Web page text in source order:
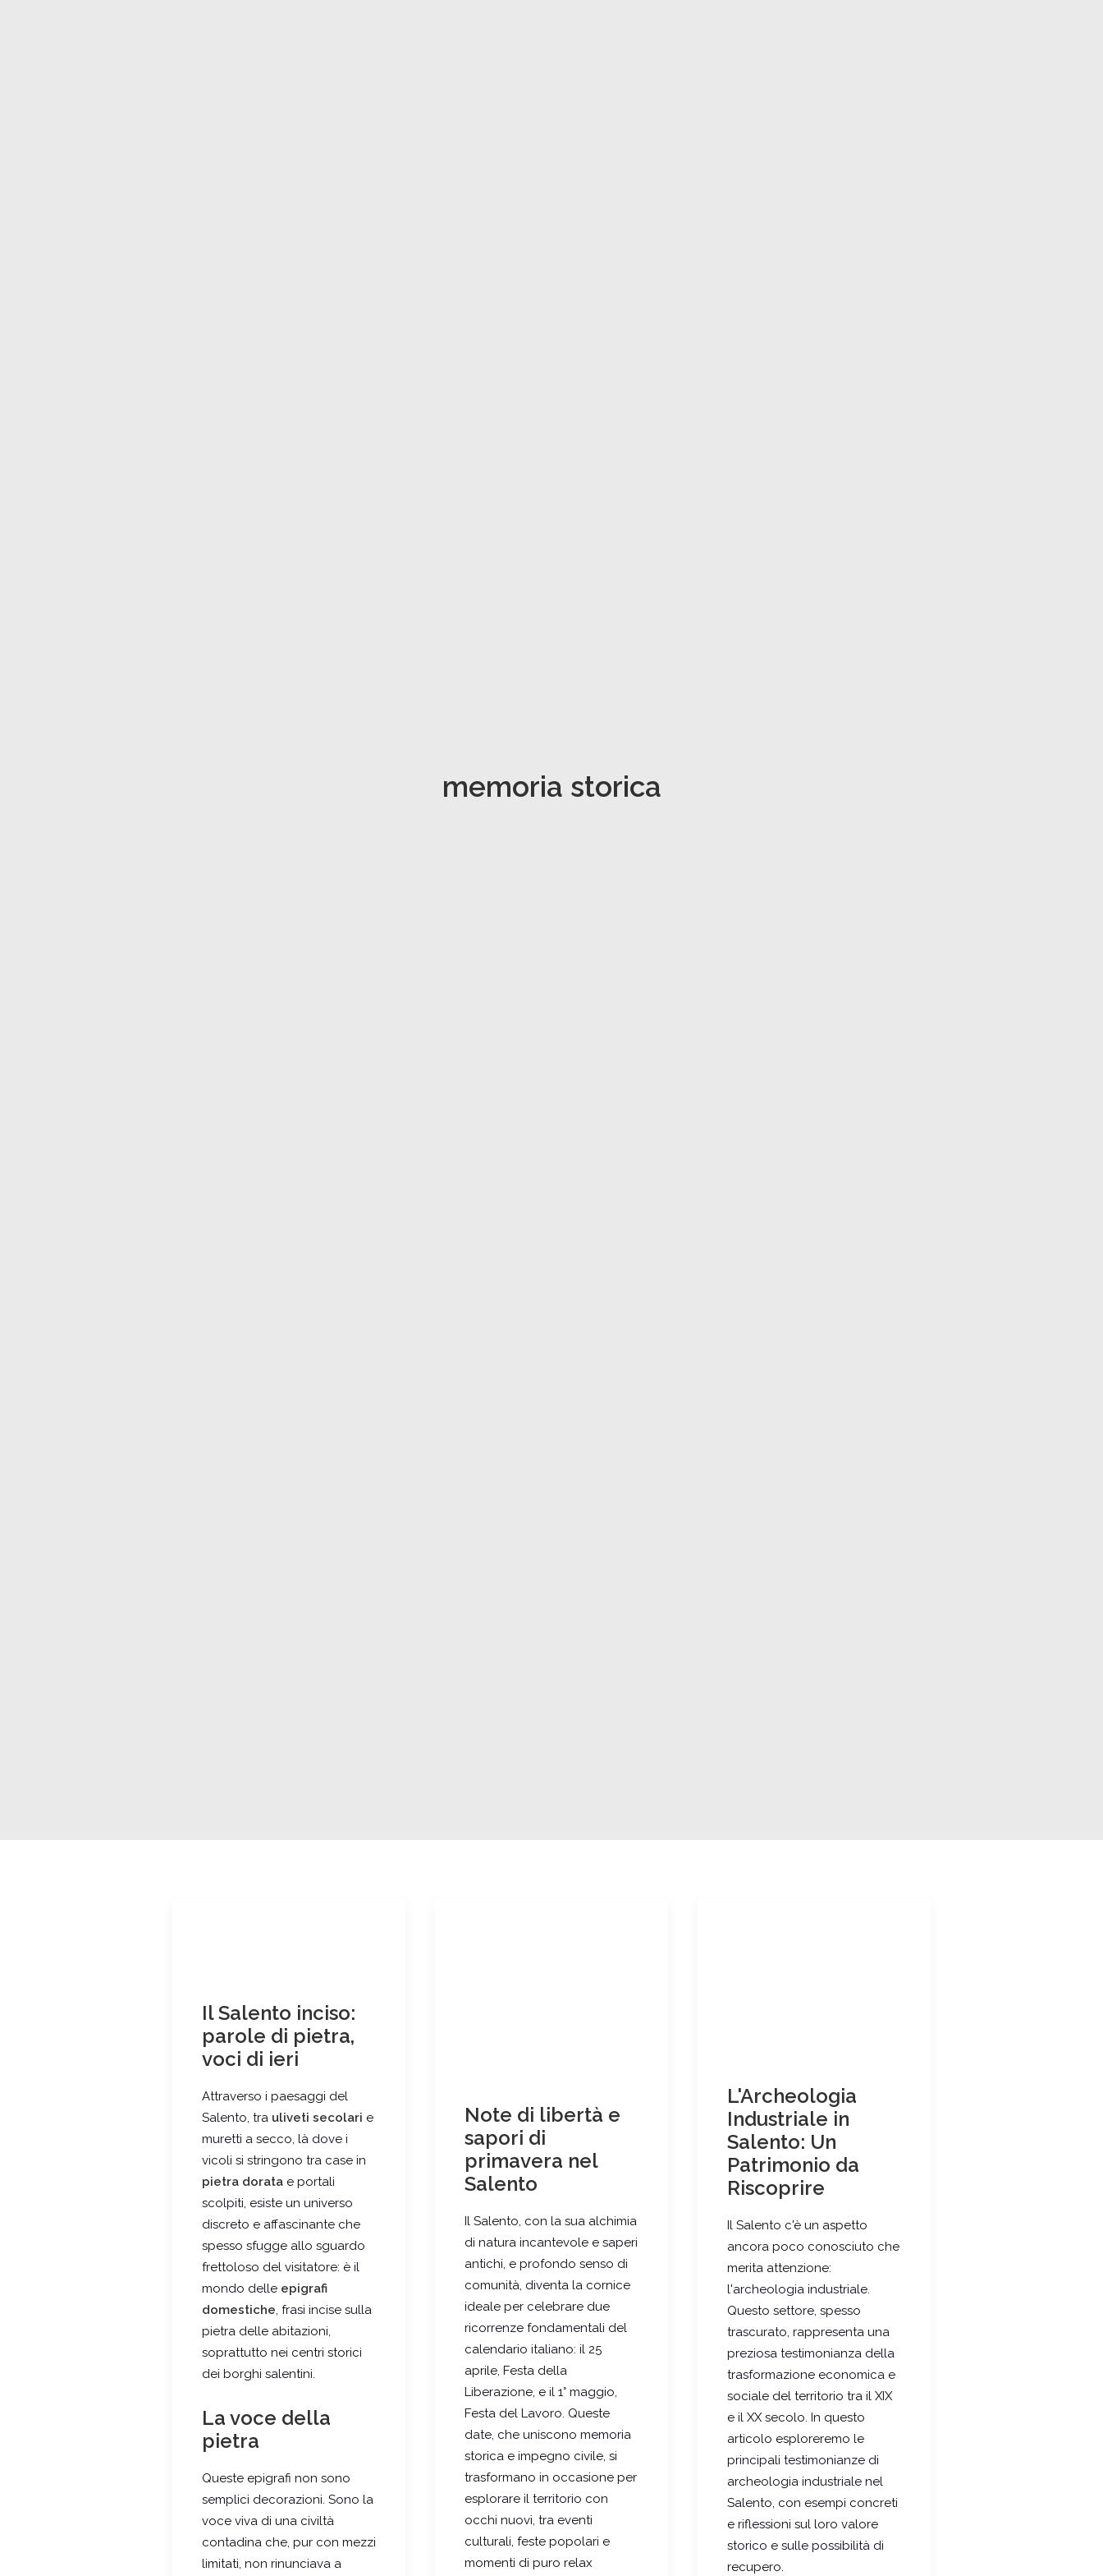
memoria storica
Il Salento inciso:
parole di pietra,
voci di ieri
Attraverso i paesaggi del
Salento, tra uliveti secolari e
muretti a secco, là dove i
vicoli si stringono tra case in
pietra dorata e portali
scolpiti, esiste un universo
discreto e affascinante che
spesso sfugge allo sguardo
frettoloso del visitatore: è il
mondo delle epigrafi
domestiche, frasi incise sulla
pietra delle abitazioni,
soprattutto nei centri storici
dei borghi salentini.
La voce della
pietra
Queste epigrafi non sono
semplici decorazioni. Sono la
voce viva di una civiltà
contadina che, pur con mezzi
limitati, non rinunciava a
Note di libertà e
sapori di
primavera nel
Salento
Il Salento, con la sua alchimia
di natura incantevole e saperi
antichi, e profondo senso di
comunità, diventa la cornice
ideale per celebrare due
ricorrenze fondamentali del
calendario italiano: il 25
aprile, Festa della
Liberazione, e il 1° maggio,
Festa del Lavoro. Queste
date, che uniscono memoria
storica e impegno civile, si
trasformano in occasione per
esplorare il territorio con
occhi nuovi, tra eventi
culturali, feste popolari e
momenti di puro relax
L'Archeologia
Industriale in
Salento: Un
Patrimonio da
Riscoprire
Il Salento c'è un aspetto
ancora poco conosciuto che
merita attenzione:
l'archeologia industriale.
Questo settore, spesso
trascurato, rappresenta una
preziosa testimonianza della
trasformazione economica e
sociale del territorio tra il XIX
e il XX secolo. In questo
articolo esploreremo le
principali testimonianze di
archeologia industriale nel
Salento, con esempi concreti
e riflessioni sul loro valore
storico e sulle possibilità di
recupero.